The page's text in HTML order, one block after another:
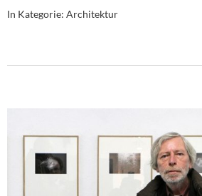
In Kategorie: Architektur